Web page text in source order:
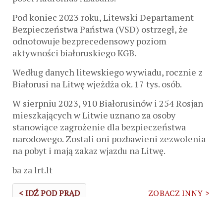
Pod koniec 2023 roku, Litewski Departament
Bezpieczeństwa Państwa (VSD) ostrzegł, że
odnotowuje bezprecedensowy poziom
aktywności białoruskiego KGB.
Według danych litewskiego wywiadu, rocznie z
Białorusi na Litwę wjeżdża ok. 17 tys. osób.
W sierpniu 2023, 910 Białorusinów i 254 Rosjan
mieszkających w Litwie uznano za osoby
stanowiące zagrożenie dla bezpieczeństwa
narodowego. Zostali oni pozbawieni zezwolenia
na pobyt i mają zakaz wjazdu na Litwę.
ba za lrt.lt
< IDŹ POD PRĄD ZOBACZ INNY >